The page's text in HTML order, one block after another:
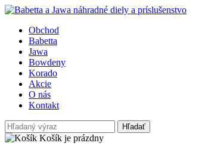
Obchod
Babetta
Jawa
Bowdeny
Korado
Akcie
O nás
Kontakt
Hľadať
Košík je prázdny